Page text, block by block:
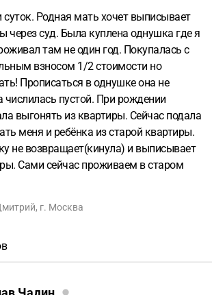
Родная мать хочет выписывает
через суд. Была куплена однушка где я
там не один год. Покупалась с
взносом 1/2 стоимости но
Прописаться в однушке она не
числилась пустой. При рождении
выгонять из квартиры. Сейчас подала
меня и ребёнка из старой квартиры.
не возвращает(кинула) и выписывает
Сами сейчас проживаем в старом
, г. Москва